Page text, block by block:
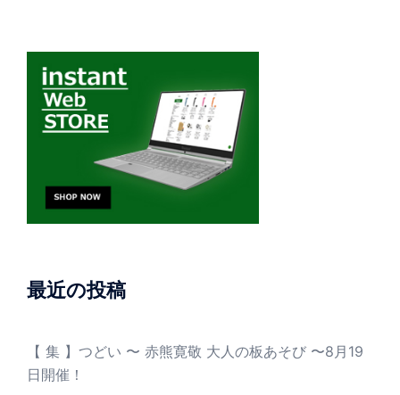
最近の投稿
【 集 】つどい 〜 赤熊寛敬 大人の板あそび 〜8月19
日開催！